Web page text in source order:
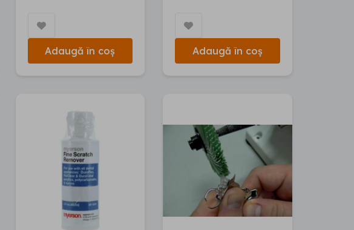
Adaugă în coș Adaugă în coș